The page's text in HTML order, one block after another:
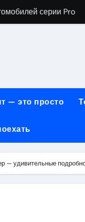
серии Pro
сервиса,
огнезащиты
по
и японских
— это просто
— удивительные